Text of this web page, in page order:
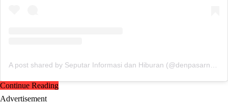
A post shared by Seputar Informasi dan Hiburan (@denpasarnow)
Continue Reading
Advertisement